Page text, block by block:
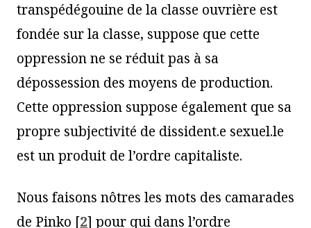
transpédégouine de la classe ouvrière est
fondée sur la classe, suppose que cette
oppression ne se réduit pas à sa
dépossession des moyens de production.
Cette oppression suppose également que sa
propre subjectivité de dissident.e sexuel.le
est un produit de l’ordre capitaliste.
Nous faisons nôtres les mots des camarades
de Pinko [2] pour qui dans l’ordre